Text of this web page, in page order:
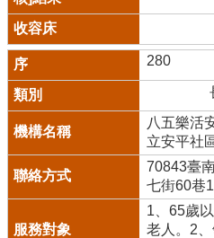
280
八五樂活
立安平社
70843臺
七街60巷
1、65歲
老人。2